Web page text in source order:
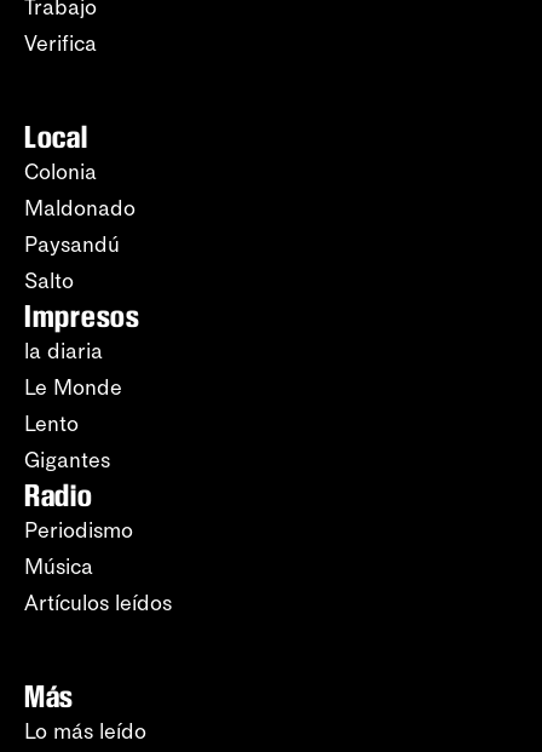
Trabajo
Verifica
Local
Colonia
Maldonado
Paysandú
Salto
Impresos
la diaria
Le Monde
Lento
Gigantes
Radio
Periodismo
Música
Artículos leídos
Más
Lo más leído